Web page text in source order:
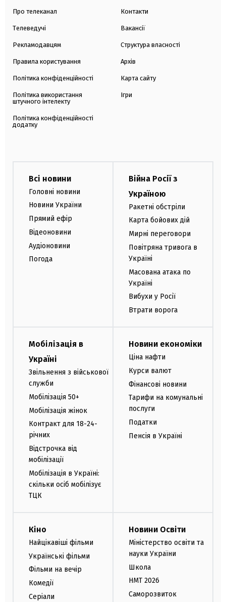
Про телеканал
Телеведучі
Рекламодавцям
Правила користування
Політика конфіденційності
Політика використання
штучного інтелекту
Політика конфіденційності
додатку
Контакти
Вакансії
Структура власності
Архів
Карта сайту
Ігри
Всі новини
Головні новини
Новини України
Прямий ефір
Відеоновини
Аудіоновини
Погода
Війна Росії з
Україною
Ракетні обстріли
Карта бойових дій
Мирні переговори
Повітряна тривога в
Україні
Масована атака по
Україні
Вибухи у Росії
Втрати ворога
Мобілізація в
Україні
Звільнення з військової
служби
Мобілізація 50+
Мобілізація жінок
Контракт для 18-24-
річних
Відстрочка від
мобілізації
Мобілізація в Україні:
скільки осіб мобілізує
ТЦК
Новини економіки
Ціна нафти
Курси валют
Фінансові новини
Тарифи на комунальні
послуги
Податки
Пенсія в Україні
Кіно
Найцікавіші фільми
Українські фільми
Фільми на вечір
Комедії
Серіали
Новини Освіти
Міністерство освіти та
науки України
Школа
НМТ 2026
Саморозвиток